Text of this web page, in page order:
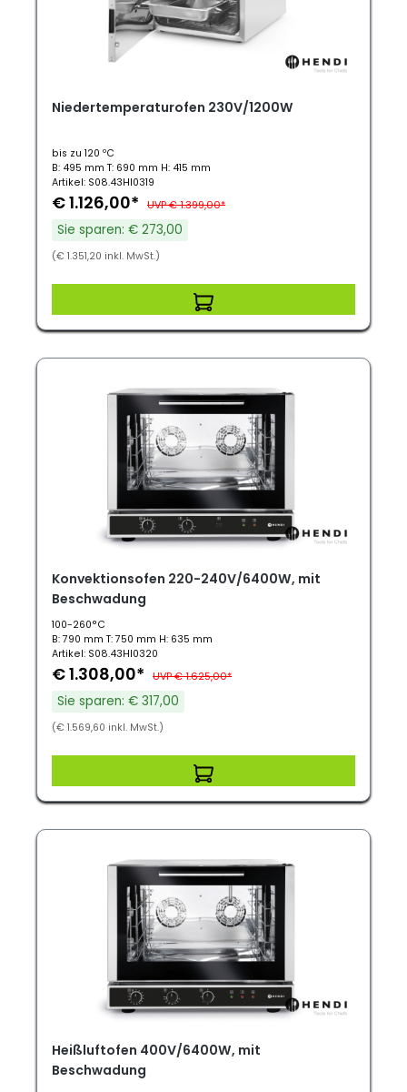
Niedertemperaturofen 230V/1200W
bis zu 120 ºC
B: 495 mm T: 690 mm H: 415 mm
Artikel: S08.43HI0319
€ 1.126,00* UVP € 1.399,00*
Sie sparen: € 273,00
(€ 1.351,20 inkl. MwSt.)
Konvektionsofen 220-240V/6400W, mit
Beschwadung
100-260°C
B: 790 mm T: 750 mm H: 635 mm
Artikel: S08.43HI0320
€ 1.308,00* UVP € 1.625,00*
Sie sparen: € 317,00
(€ 1.569,60 inkl. MwSt.)
Heißluftofen 400V/6400W, mit
Beschwadung